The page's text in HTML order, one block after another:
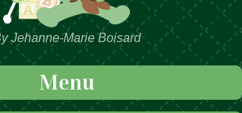
Jehanne-Marie Boisard
Menu